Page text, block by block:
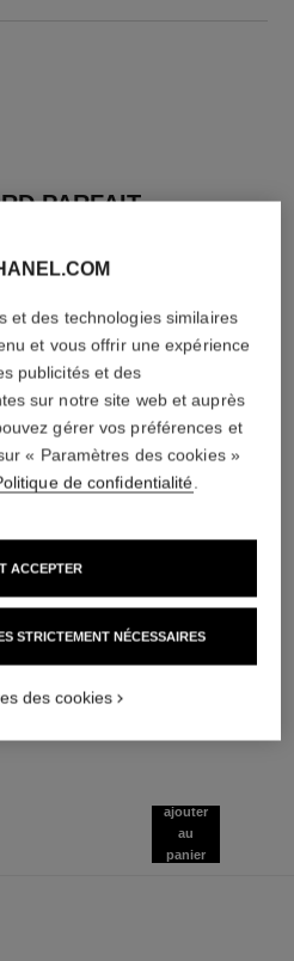
PARFAIT
coco
Émulsion Hydratante pour le
AJOUTER AU PANIER
ajouter
au
panier
et des technologies similaires
et vous offrir une expérience
publicités et des
sur notre site web et auprès
gérer vos préférences et
« Paramètres des cookies »
de confidentialité
STRICTEMENT NÉCESSAIRES
ACCEPTER
des cookies